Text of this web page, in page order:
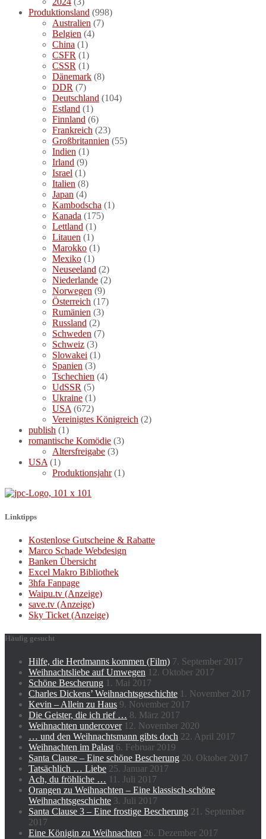
Produktionsland (998)
Australien (7)
Belgien (4)
China (1)
CSFR (1)
CSSR (1)
Dänemark (8)
DDR (7)
Deutschland (104)
Estland (1)
Finnland (6)
Frankreich (23)
Großbritannien (55)
Indien (1)
Irland (9)
Israel (1)
Italien (8)
Japan (4)
Kambodscha (1)
Kanada (175)
Lettland (1)
Litauen (1)
Marokko (1)
Mexiko (1)
Neuseeland (2)
Niederlande (2)
Norwegen (9)
Österreich (17)
Rumänien (3)
Russland (2)
Schweden (7)
Schweiz (3)
Slowakei (1)
Spanien (3)
Tschechien (4)
UdSSR (5)
Ukraine (1)
USA(672)
Vereinigtes Königreich (2)
publish (1)
romantische Komödie (3)
Altersfreigabe (3)
USA(1)
Produktionsjahr(1)
Linktipps
Kostenlose Gutscheine & Rabatte
Marco Schade Webdesign
Banken Übersicht
Excel Makro Bibliothek
3hfa Fanpage
Waipu.tv (Anzeige)
save.tv (Anzeige)
Sky Ticket (Anzeige)
Häufig gesucht
Hilfe, die Herdmanns kommen (Film) 7. September 2017
Weihnachtsliebe auf Umwegen 12. Oktober 2017
Schöne Bescherung 1. Mai 2017
Charles Dickens’ Weihnachtsgeschichte 1. November 2017
Kevin – Allein zu Haus 9. November 2017
Die Geister, die ich rief … 8. März 2017
Weihnachten undercover 12. November 2020
… und den Weihnachtsmann gibts doch 22. April 2017
Weihnachten im Palast 6. Februar 2019
Santa Clause – Eine schöne Bescherung 20. Oktober 2017
Tatsächlich … Liebe 25. Januar 2017
Ach, du fröhliche … 11. Juli 2017
Orangen zu Weihnachten – Eine klassisch-schöne
Weihnachtsgeschichte 3. Juli 2017
Santa Clause 3 – Eine frostige Bescherung 21. September
2017
Eine Königin zu Weihnachten 26. Dezember 2017